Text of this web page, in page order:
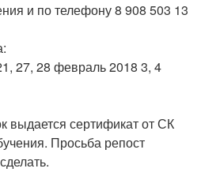
и по телефону 8 908 503 13
27, 28 февраль 2018 3, 4
выдается сертификат от СК
Просьба репост